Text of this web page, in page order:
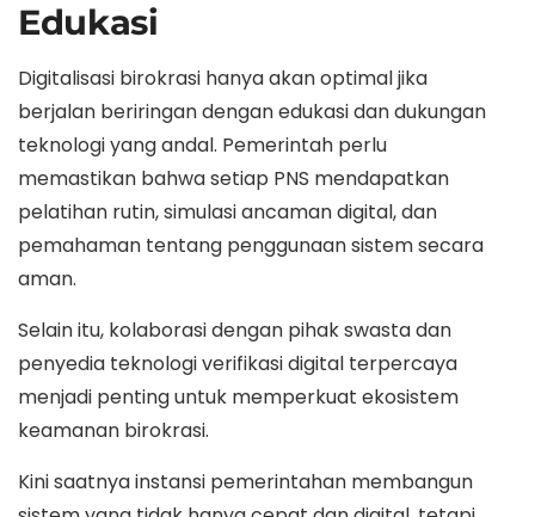
Edukasi
Digitalisasi birokrasi hanya akan optimal jika
berjalan beriringan dengan edukasi dan dukungan
teknologi yang andal. Pemerintah perlu
memastikan bahwa setiap PNS mendapatkan
pelatihan rutin, simulasi ancaman digital, dan
pemahaman tentang penggunaan sistem secara
aman.
Selain itu, kolaborasi dengan pihak swasta dan
penyedia teknologi verifikasi digital terpercaya
menjadi penting untuk memperkuat ekosistem
keamanan birokrasi.
Kini saatnya instansi pemerintahan membangun